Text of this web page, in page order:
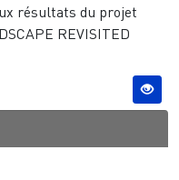
résultats du projet
REVISITED